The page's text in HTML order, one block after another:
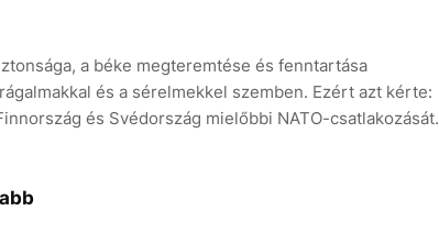
a béke megteremtése és fenntartása
és a sérelmekkel szemben. Ezért azt kérte:
és Svédország mielőbbi NATO-csatlakozását.